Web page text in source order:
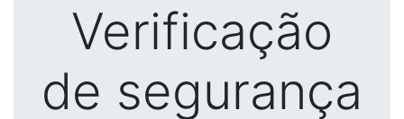
Verificação
de segurança